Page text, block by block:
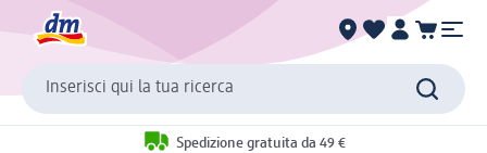
Inserisci qui la tua ricerca
Spedizione gratuita da 49 €